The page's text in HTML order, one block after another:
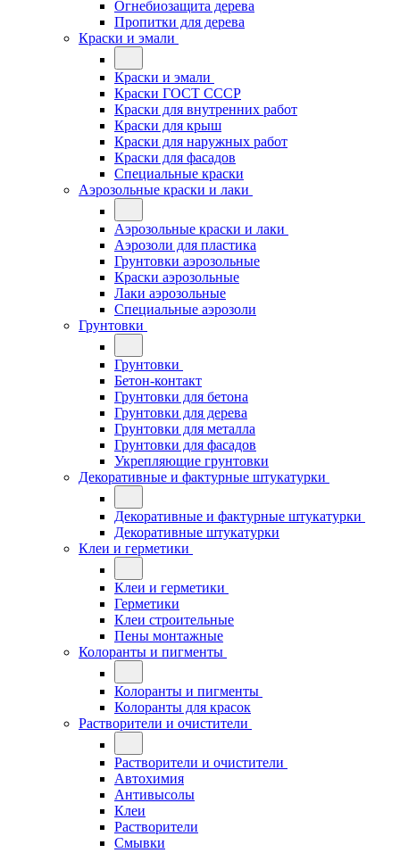
Огнебиозащита дерева
Пропитки для дерева
Краски и эмали
Краски и эмали
Краски ГОСТ СССР
Краски для внутренних работ
Краски для крыш
Краски для наружных работ
Краски для фасадов
Специальные краски
Аэрозольные краски и лаки
Аэрозольные краски и лаки
Аэрозоли для пластика
Грунтовки аэрозольные
Краски аэрозольные
Лаки аэрозольные
Специальные аэрозоли
Грунтовки
Грунтовки
Бетон-контакт
Грунтовки для бетона
Грунтовки для дерева
Грунтовки для металла
Грунтовки для фасадов
Укрепляющие грунтовки
Декоративные и фактурные штукатурки
Декоративные и фактурные штукатурки
Декоративные штукатурки
Клеи и герметики
Клеи и герметики
Герметики
Клеи строительные
Пены монтажные
Колоранты и пигменты
Колоранты и пигменты
Колоранты для красок
Растворители и очистители
Растворители и очистители
Автохимия
Антивысолы
Клеи
Растворители
Смывки